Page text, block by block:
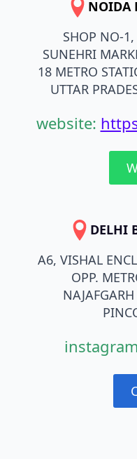
NOIDA
SHOP NO-
SUNEHRI
18 METRO
UTTAR
website:
DELHI
A6, VISHAL
OPP.